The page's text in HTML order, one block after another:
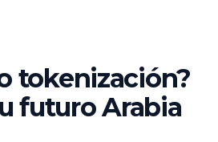
tokenización?
futuro Arabia